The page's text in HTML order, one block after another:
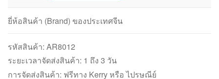
SENSOR
AR8012
เครื่อง
วัด
ความ
เค็ม
ยี่ห้อสินค้า (Brand) ของประเทศจีน
รหัสสินค้า: AR8012
ระยะเวลาจัดส่งสินค้า: 1 ถึง 3 วัน
การจัดส่งสินค้า: ฟรีทาง Kerry หรือ ไปรษณีย์